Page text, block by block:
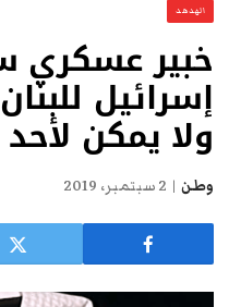
الهدهد
خبير
إسرائيل
ولا يمكن
وطن 2 سبتمبر، 2019